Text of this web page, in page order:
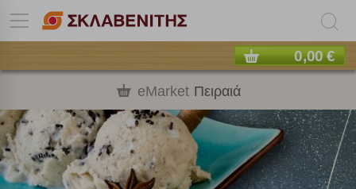
0,00 €
eMarket Πειραιά